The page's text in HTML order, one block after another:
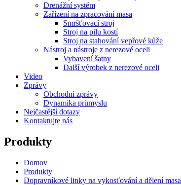
Drenážní systém
Zařízení na zpracování masa
Smršťovací stroj
Stroj na pilu kostí
Stroj na stahování vepřové kůže
Nástroj a nástroje z nerezové oceli
Vybavení šatny
Další výrobek z nerezové oceli
Video
Zprávy
Obchodní zprávy
Dynamika průmyslu
Nejčastější dotazy
Kontaktujte nás
Produkty
Domov
Produkty
Dopravníkové linky na vykosťování a dělení masa